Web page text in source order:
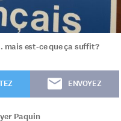
mais est-ce que ça suffit?
ENVOYEZ
Paquin